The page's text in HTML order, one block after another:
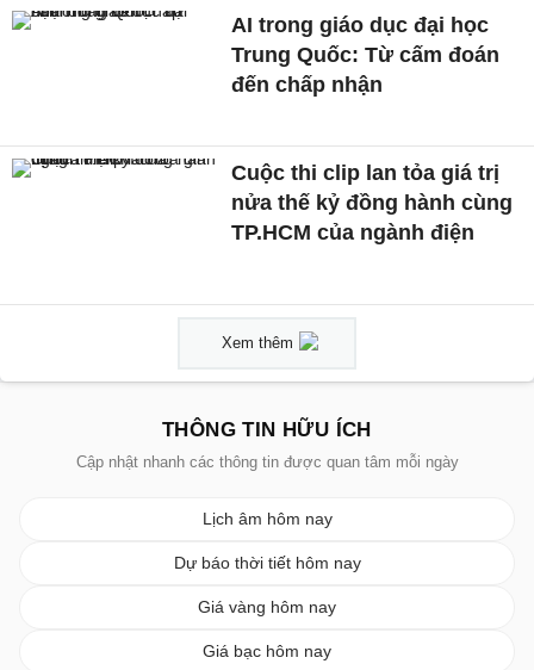
AI trong giáo dục đại học
Trung Quốc: Từ cấm đoán
đến chấp nhận
Cuộc thi clip lan tỏa giá trị
nửa thế kỷ đồng hành cùng
TP.HCM của ngành điện
Xem thêm
THÔNG TIN HỮU ÍCH
Cập nhật nhanh các thông tin được quan tâm mỗi ngày
Lịch âm hôm nay
Dự báo thời tiết hôm nay
Giá vàng hôm nay
Giá bạc hôm nay